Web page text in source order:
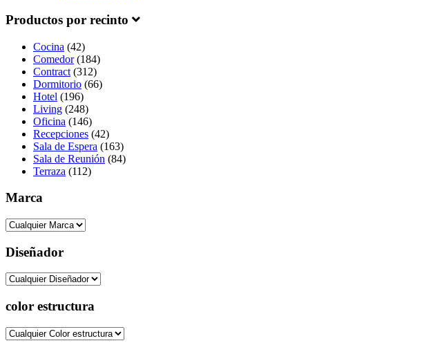
Productos por recinto
Cocina (42)
Comedor(184)
Contract (312)
Dormitorio (66)
Hotel (196)
Living (248)
Oficina (146)
Recepciones (42)
Sala de Espera (163)
Sala de Reunión (84)
Terraza (112)
Marca
Diseñador
color estructura